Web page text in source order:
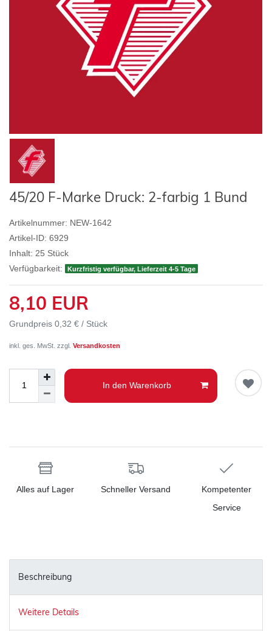
45/20 F-Marke Druck: 2-farbig 1 Bund
Artikelnummer: NEW-1642
Artikel-ID: 6929
Inhalt: 25 Stück
Verfügbarkeit:
Kurzfristig verfügbar, Lieferzeit 4-5 Tage
8,10 EUR
Grundpreis 0,32 € / Stück
inkl. ges. MwSt. zzgl. Versandkosten
In den Warenkorb
Alles auf Lager Schneller Versand
Kompetenter
Service
Beschreibung
Weitere Details